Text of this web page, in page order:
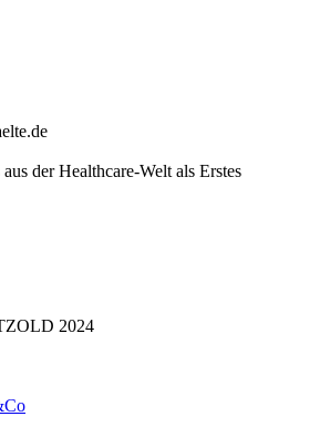
der Healthcare-Welt als Erstes
2024